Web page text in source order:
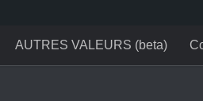
AUTRES VALEURS (beta)